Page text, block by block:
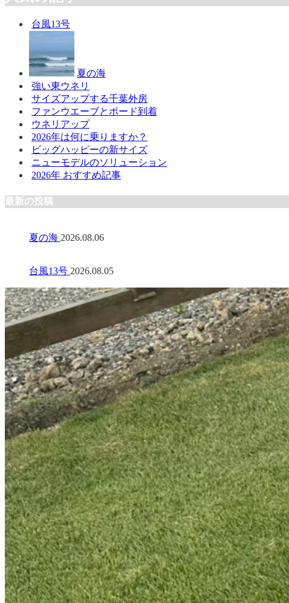
台風13号
夏の海
強い東ウネリ
サイズアップする千葉外房
ファンウエーブとボード到着
ウネリアップ
2026年は何に乗りますか？
ビッグハッピーの新サイズ
ニューモデルのソリューション
2026年 おすすめ記事
最新の投稿
夏の海 2026.08.06
台風13号 2026.08.05